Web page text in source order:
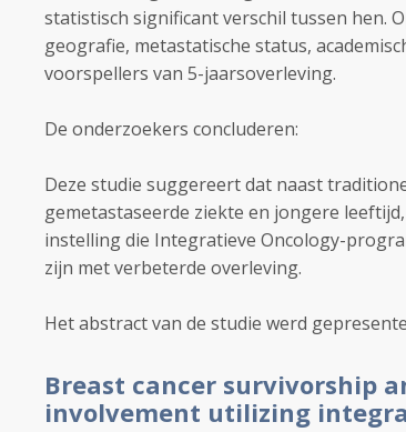
statistisch significant verschil tussen hen.
geografie, metastatische status,
voorspellers van 5-jaarsoverleving.
De onderzoekers concluderen:
Deze studie suggereert dat naast
gemetastaseerde ziekte en jongere
instelling die Integratieve Oncology-
zijn met verbeterde overleving.
Het abstract van de studie werd
Breast cancer survivorship
involvement utilizing